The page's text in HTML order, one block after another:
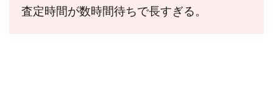
査定時間が数時間待ちで長すぎる。